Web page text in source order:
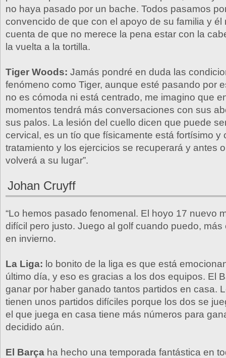
no haya pasado por un bache. Todos pasamos
convencido de que con el apoyo de su familia y él
cuenta de que no merece la pena estar con la
la vuelta a la tortilla.
Tiger Woods: Jamás pondré en duda las
fenómeno como Tiger, aunque esté pasando por
no es cómoda ni está centrado, me imagino que
momentos tendrá más conversaciones con sus
sus palos. La lesión del cuello dicen que puede
cervical, es un tío que físicamente está fortísimo y
tratamiento y los ejercicios se recuperará y antes
volverá a su lugar”.
Johan Cruyff
“Lo hemos pasado fenomenal. El hoyo 17 nuevo
difícil pero justo. Juego al golf cuando puedo, más
en invierno.
La Liga: lo bonito de la liga es que está
último día, y eso es gracias a los dos equipos. El
ganar por haber ganado tantos partidos en casa.
tienen unos partidos difíciles porque los dos se
el que juega en casa tiene más números para
decidido aún.
El Barça ha hecho una temporada fantástica en